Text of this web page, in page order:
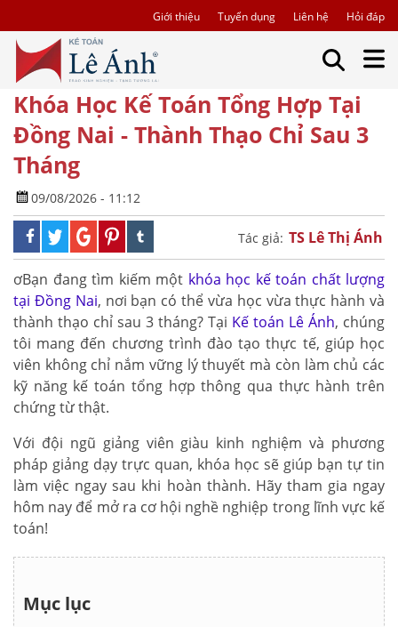
Giới thiệu Tuyển dụng Liên hệ Hỏi đáp
Khóa Học Kế Toán Tổng Hợp Tại
Đồng Nai - Thành Thạo Chỉ Sau 3
Tháng
09/08/2026 - 11:12
Tác giả: TS Lê Thị Ánh
ơBạn đang tìm kiếm một khóa học kế toán chất lượng
tại Đồng Nai, nơi bạn có thể vừa học vừa thực hành và
thành thạo chỉ sau 3 tháng? Tại Kế toán Lê Ánh, chúng
tôi mang đến chương trình đào tạo thực tế, giúp học
viên không chỉ nắm vững lý thuyết mà còn làm chủ các
kỹ năng kế toán tổng hợp thông qua thực hành trên
chứng từ thật.
Với đội ngũ giảng viên giàu kinh nghiệm và phương
pháp giảng dạy trực quan, khóa học sẽ giúp bạn tự tin
làm việc ngay sau khi hoàn thành. Hãy tham gia ngay
hôm nay để mở ra cơ hội nghề nghiệp trong lĩnh vực kế
toán!
Mục lục